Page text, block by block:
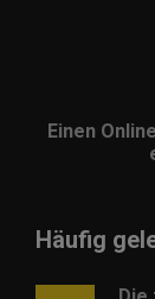
Einen
Häufig